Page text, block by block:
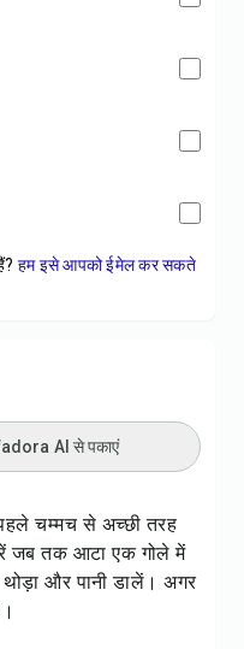
हम इसे आपको ईमेल कर सकते
AI से पकाएं
चम्मच से अच्छी तरह
जब तक आटा एक गोले में
और पानी डालें। अगर